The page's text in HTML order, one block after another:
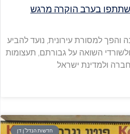
השתתפו בערב הוקרה מרגש
והפך למסורת עירונית, נועד להביע
השואה על גבורתם, תעצומות
ולמדינת ישראל
חדשות הנדל"ן דן